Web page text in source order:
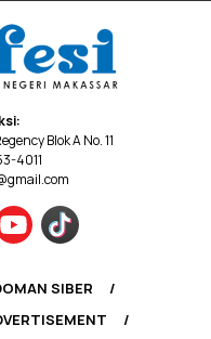
Blok A No. 11
4011
SIBER